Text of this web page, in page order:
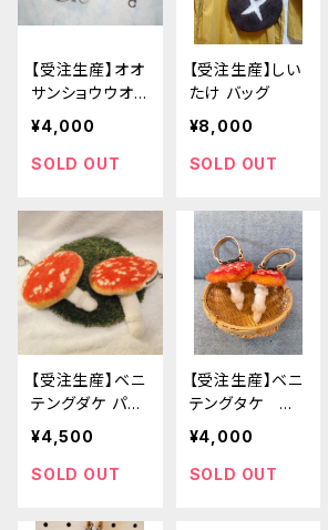
【受注生産】オオ
サンショウウオ
ミニがまぐちポ
ーチ
¥4,000
SOLD OUT
【受注生産】しい
たけ バッグ
¥8,000
SOLD OUT
【受注生産】ベニ
テングダケ パス
ポーチ
¥4,500
SOLD OUT
【受注生産】ベニ
テングタケ ポ
ーチ
¥4,000
SOLD OUT